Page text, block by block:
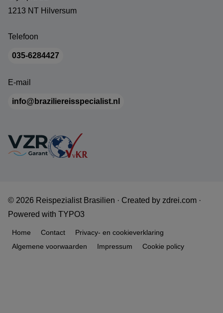
1213 NT Hilversum
Telefoon
035-6284427
E-mail
info@braziliereisspecialist.nl
© 2026 Reispezialist Brasilien · Created by zdrei.com ·
Powered with TYPO3
Home Contact
Privacy- en cookieverklaring
Algemene voorwaarden
Impressum Cookie policy